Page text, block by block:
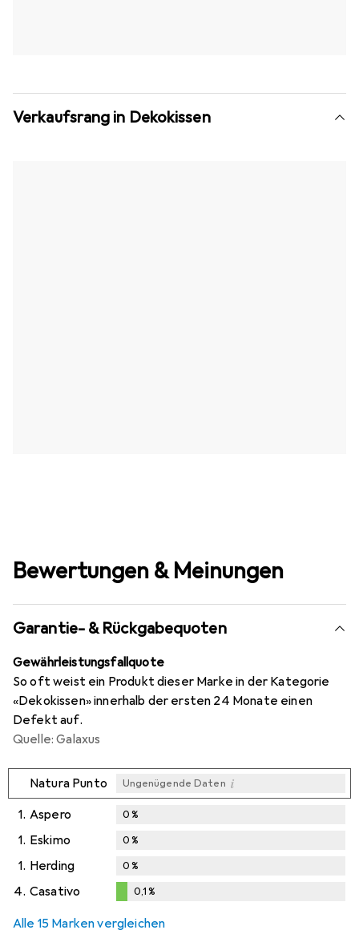
Verkaufsrang in Dekokissen
Bewertungen & Meinungen
Garantie- & Rückgabequoten
Gewährleistungsfallquote
So oft weist ein Produkt dieser Marke in der Kategorie
«Dekokissen» innerhalb der ersten 24 Monate einen
Defekt auf.
Quelle: Galaxus
Natura Punto Ungenügende Daten i
1. Aspero 0%
1. Eskimo 0%
1. Herding 0%
4. Casativo 0,1%
Alle 15 Marken vergleichen